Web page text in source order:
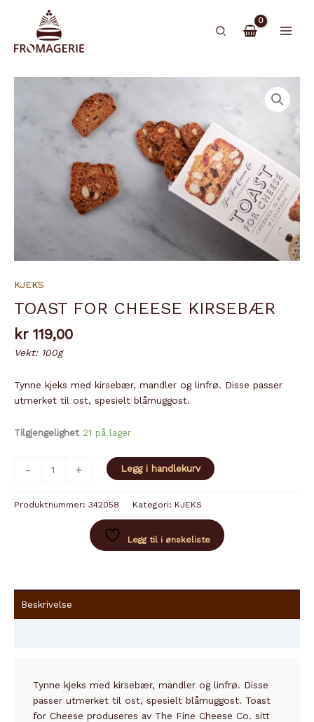
innholdet
Søk
KJEKS
TOAST FOR CHEESE KIRSEBÆR
kr119,00
Vekt: 100g
Tynne kjeks med kirsebær, mandler og linfrø. Disse passer
utmerket til ost, spesielt blåmuggost.
Tilgjengelighet 21 på lager
-
KIRSEBÆR
+ Legg i handlekurv
Produktnummer: 342058 Kategori: KJEKS
Legg til i ønskeliste
Beskrivelse
Tynne kjeks med kirsebær, mandler og linfrø. Disse
passer utmerket til ost, spesielt blåmuggost. Toast
for Cheese produseres av The Fine Cheese Co. sitt